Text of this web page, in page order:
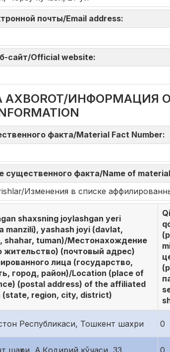
почты/Email address:
сайт/Official website:
AXBOROT/
факта/Material Fact Number:
существенного факта/Name of
Изменения в списке
shaxsning joylashgan yeri
manzili), yashash joyi (davlat,
shahar, tuman)/Местонахождение
жительство) (почтовый адрес)
лица (государство,
город, район)/Location (place of
(postal address) of the affiliated
(state, region, city, district)
Республикаси, Тошкент шахри 0
шаҳри, А.Қодирий кўчаси, 33 0